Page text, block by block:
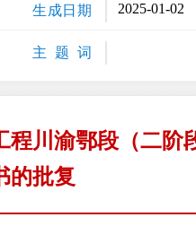
生成日期 2025-01-02
主 题 词
程川渝鄂段（二阶
的批复